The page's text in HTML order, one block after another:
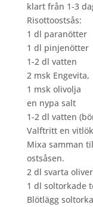
klart från 1-3
Risottoostsås:
1 dl paranötter
1 dl pinjenötter
1-2 dl vatten
2 msk Engevita,
1 msk olivolja
en nypa salt
1-2 dl vatten
Valftritt en
Mixa samman
ostsåsen.
2 dl svarta oliver
1 dl soltorkade
Blötlägg